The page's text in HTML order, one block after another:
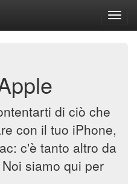
di ciò che
con il tuo iPhone,
c'è tanto altro da
siamo qui per